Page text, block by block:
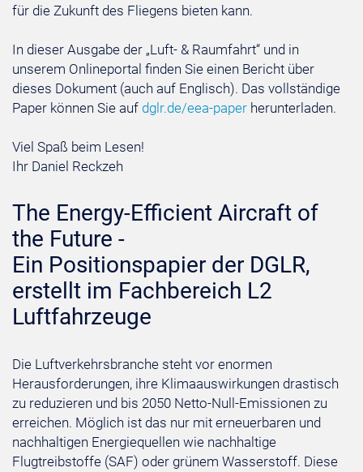
für die Zukunft des Fliegens bieten kann.
In dieser Ausgabe der „Luft- & Raumfahrt“ und in
unserem Onlineportal finden Sie einen Bericht über
dieses Dokument (auch auf Englisch). Das vollständige
Paper können Sie auf dglr.de/eea-paper herunterladen.
Viel Spaß beim Lesen!
Ihr Daniel Reckzeh
The Energy-Efficient Aircraft of
the Future -
Ein Positionspapier der DGLR,
erstellt im Fachbereich L2
Luftfahrzeuge
Die Luftverkehrsbranche steht vor enormen
Herausforderungen, ihre Klimaauswirkungen drastisch
zu reduzieren und bis 2050 Netto-Null-Emissionen zu
erreichen. Möglich ist das nur mit erneuerbaren und
nachhaltigen Energiequellen wie nachhaltige
Flugtreibstoffe (SAF) oder grünem Wasserstoff. Diese